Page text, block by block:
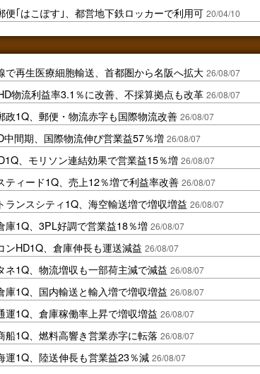
便｢はこぽす｣、都営地下鉄ロッカーで利用可 20/04/10
で再生医療細胞輸送、首都圏から名阪へ拡大 26/08/07
物流利益率3.1％に改善、不採算拠点も改革 26/08/07
政1Q、郵便・物流赤字も国際物流改善 26/08/07
中間期、国際物流伸び営業益57％増 26/08/07
、モリソン連結効果で営業益15％増 26/08/07
ティード1Q、売上12％増で利益率改善 26/08/07
ランスシティ1Q、海空輸送増で増収増益 26/08/07
庫1Q、3PL好調で営業益18％増 26/08/07
ンHD1Q、倉庫伸長も運送減益 26/08/07
ネ1Q、物流増収も一部荷主減で減益 26/08/07
庫1Q、国内輸送と輸入増で増収増益 26/08/07
運1Q、倉庫稼働率上昇で増収増益 26/08/07
船1Q、燃料高響き営業赤字に転落 26/08/07
運1Q、陸送伸長も営業益23％減 26/08/07